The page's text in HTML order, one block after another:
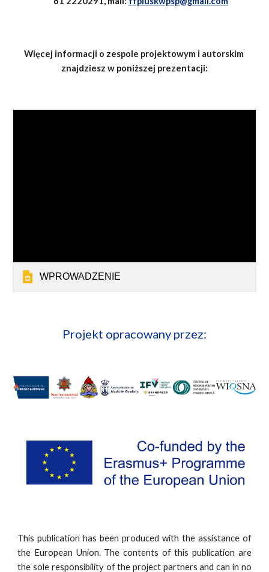
Więcej informacji o zespole projektowym i autorskim
znajdziesz w poniższej prezentacji:
WPROWADZENIE
Projekt opracowany przez:
This publication has been produced with the assistance of
the European Union. The contents of this publication are
the sole responsibility of the project partners and can in no